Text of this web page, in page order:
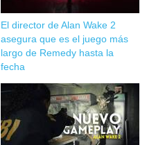
El director de Alan Wake 2
asegura que es el juego más
largo de Remedy hasta la
fecha